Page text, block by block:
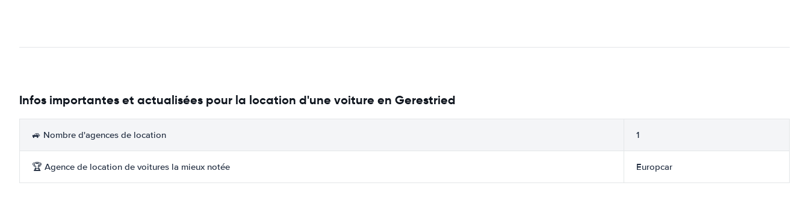
Infos importantes et actualisées pour la location d'une voiture en Gerestried
🚙 Nombre d'agences de location 1
🏆 Agence de location de voitures la mieux notée Europcar